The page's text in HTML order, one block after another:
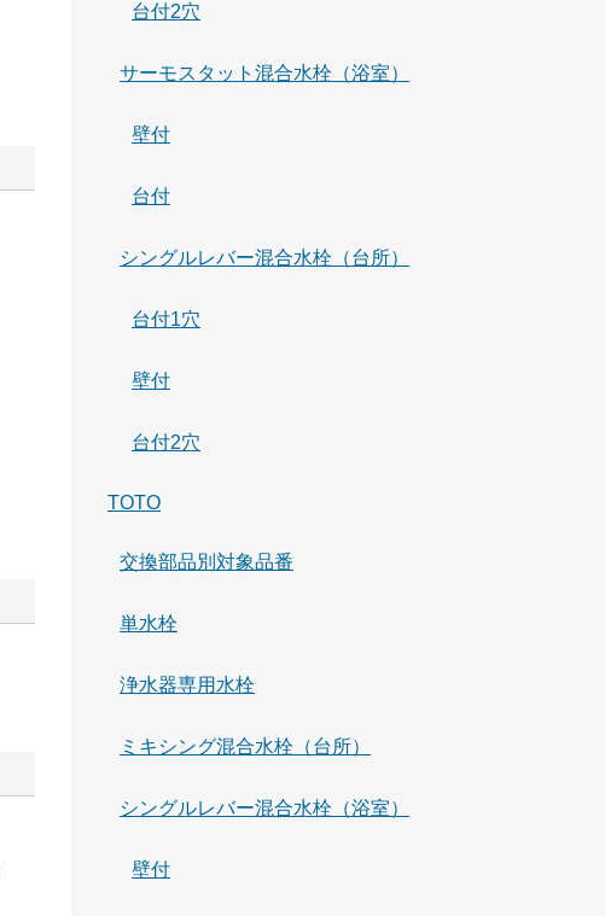
台付2穴
サーモスタット混合水栓（浴室）
壁付
台付
シングルレバー混合水栓（台所）
台付1穴
壁付
台付2穴
TOTO
交換部品別対象品番
単水栓
浄水器専用水栓
ミキシング混合水栓（台所）
シングルレバー混合水栓（浴室）
壁付